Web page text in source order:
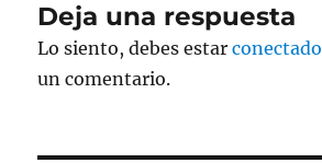
Deja una respuesta
Lo siento, debes estarconectado
un comentario.